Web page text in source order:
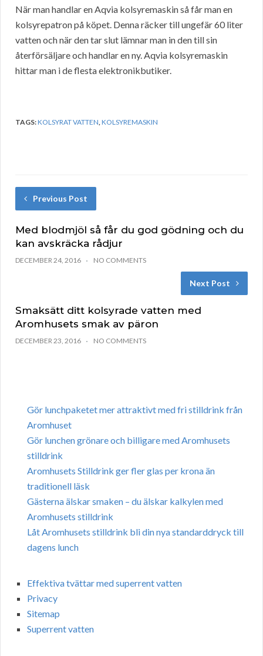
När man handlar en Aqvia kolsyremaskin så får man en
kolsyrepatron på köpet. Denna räcker till ungefär 60 liter
vatten och när den tar slut lämnar man in den till sin
återförsäljare och handlar en ny. Aqvia kolsyremaskin
hittar man i de flesta elektronikbutiker.
TAGS:KOLSYRAT VATTEN,KOLSYREMASKIN
Previous Post
Med blodmjöl så får du god gödning och du
kan avskräcka rådjur
DECEMBER 24, 2016 NO COMMENTS
Next Post
Smaksätt ditt kolsyrade vatten med
Aromhusets smak av päron
DECEMBER 23, 2016 NO COMMENTS
Gör lunchpaketet mer attraktivt med fri stilldrink från
Aromhuset
Gör lunchen grönare och billigare med Aromhusets
stilldrink
Aromhusets Stilldrink ger fler glas per krona än
traditionell läsk
Gästerna älskar smaken – du älskar kalkylen med
Aromhusets stilldrink
Låt Aromhusets stilldrink bli din nya standarddryck till
dagens lunch
Effektiva tvättar med superrent vatten
Privacy
Sitemap
Superrent vatten